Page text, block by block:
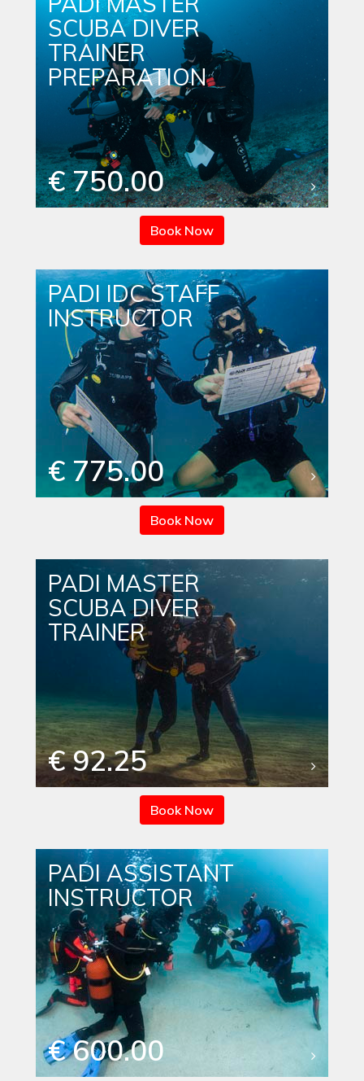
SCUBA DIVER
TRAINER
PREPARATION
€ 750.00
Book Now
PADI IDC STAFF
INSTRUCTOR
€ 775.00
Book Now
PADI MASTER
SCUBA DIVER
TRAINER
€ 92.25
Book Now
PADI ASSISTANT
INSTRUCTOR
€ 600.00